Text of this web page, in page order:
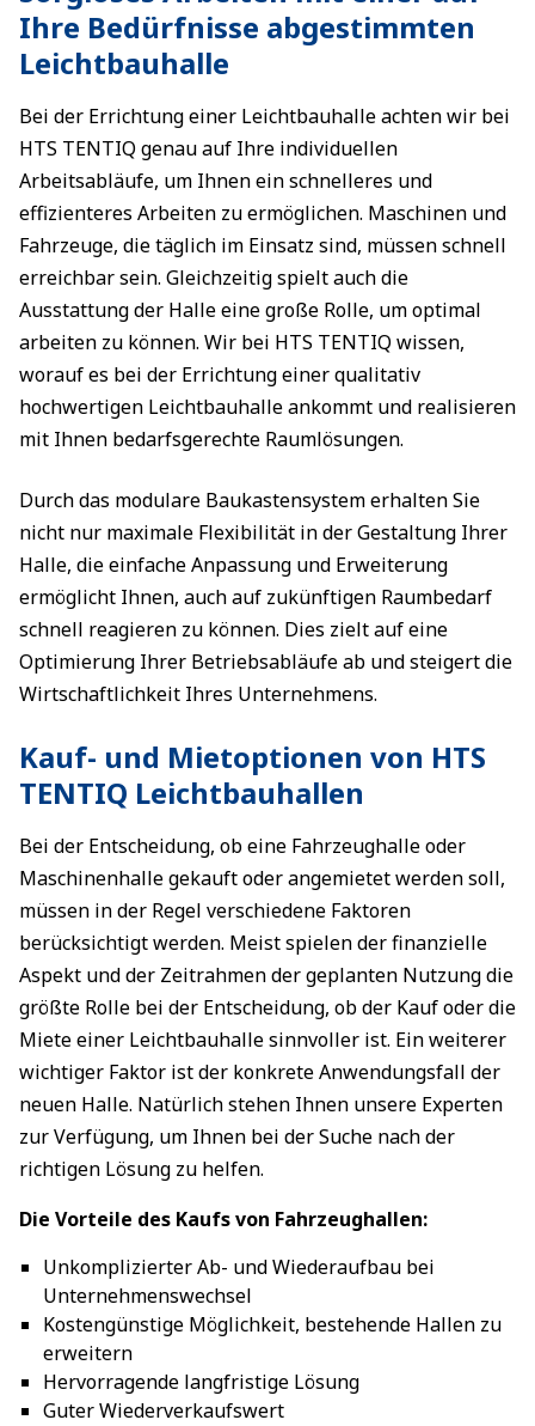
Ihre Bedürfnisse abgestimmten
Leichtbauhalle
Bei der Errichtung einer Leichtbauhalle achten wir bei
HTS TENTIQ genau auf Ihre individuellen
Arbeitsabläufe, um Ihnen ein schnelleres und
effizienteres Arbeiten zu ermöglichen. Maschinen und
Fahrzeuge, die täglich im Einsatz sind, müssen schnell
erreichbar sein. Gleichzeitig spielt auch die
Ausstattung der Halle eine große Rolle, um optimal
arbeiten zu können. Wir bei HTS TENTIQ wissen,
worauf es bei der Errichtung einer qualitativ
hochwertigen Leichtbauhalle ankommt und realisieren
mit Ihnen bedarfsgerechte Raumlösungen.
Durch das modulare Baukastensystem erhalten Sie
nicht nur maximale Flexibilität in der Gestaltung Ihrer
Halle, die einfache Anpassung und Erweiterung
ermöglicht Ihnen, auch auf zukünftigen Raumbedarf
schnell reagieren zu können. Dies zielt auf eine
Optimierung Ihrer Betriebsabläufe ab und steigert die
Wirtschaftlichkeit Ihres Unternehmens.
Kauf- und Mietoptionen von HTS
TENTIQ Leichtbauhallen
Bei der Entscheidung, ob eine Fahrzeughalle oder
Maschinenhalle gekauft oder angemietet werden soll,
müssen in der Regel verschiedene Faktoren
berücksichtigt werden. Meist spielen der finanzielle
Aspekt und der Zeitrahmen der geplanten Nutzung die
größte Rolle bei der Entscheidung, ob der Kauf oder die
Miete einer Leichtbauhalle sinnvoller ist. Ein weiterer
wichtiger Faktor ist der konkrete Anwendungsfall der
neuen Halle. Natürlich stehen Ihnen unsere Experten
zur Verfügung, um Ihnen bei der Suche nach der
richtigen Lösung zu helfen.
Die Vorteile des Kaufs von Fahrzeughallen:
Unkomplizierter Ab- und Wiederaufbau bei
Unternehmenswechsel
Kostengünstige Möglichkeit, bestehende Hallen zu
erweitern
Hervorragende langfristige Lösung
Guter Wiederverkaufswert